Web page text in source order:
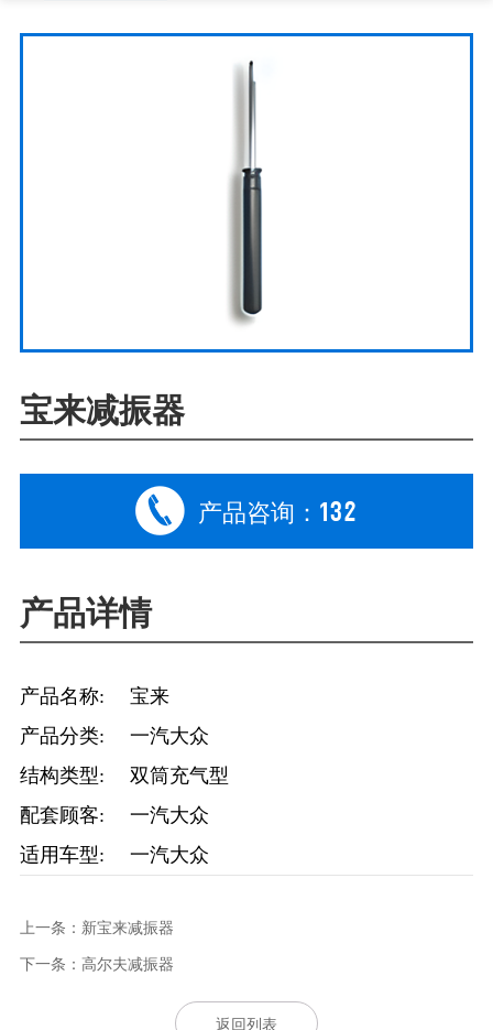
宝来减振器
产品咨询： 132
产品详情
产品名称: 宝来
产品分类: 一汽大众
结构类型: 双筒充气型
配套顾客: 一汽大众
适用车型: 一汽大众
上一条：新宝来减振器
下一条：高尔夫减振器
返回列表